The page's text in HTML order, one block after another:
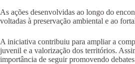
As ações desenvolvidas ao longo do
voltadas à preservação ambiental e ao
A iniciativa contribuiu para ampliar a
juvenil e a valorização dos territórios.
importância de seguir promovendo